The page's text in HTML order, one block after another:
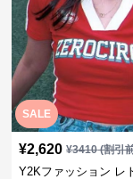
SALE
¥2,620 ¥3410(割引
Y2Kファッション レ